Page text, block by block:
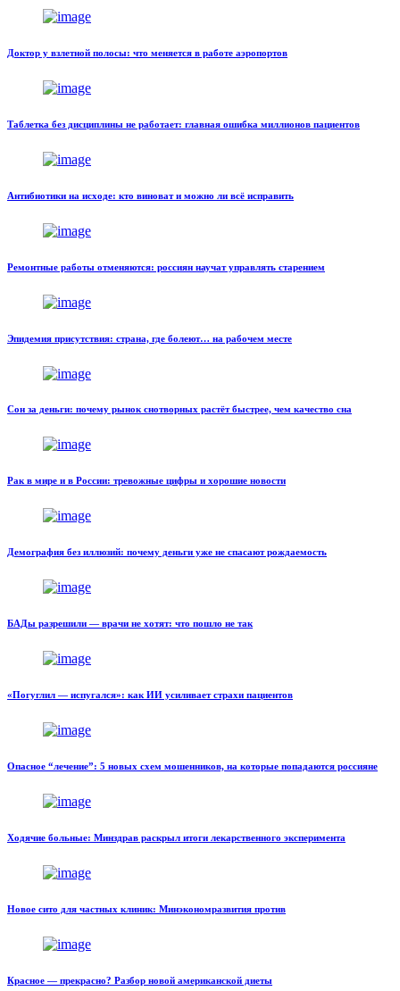
Доктор у взлетной полосы: что меняется в работе аэропортов
Таблетка без дисциплины не работает: главная ошибка миллионов пациентов
Антибиотики на исходе: кто виноват и можно ли всё исправить
Ремонтные работы отменяются: россиян научат управлять старением
Эпидемия присутствия: страна, где болеют… на рабочем месте
Сон за деньги: почему рынок снотворных растёт быстрее, чем качество сна
Рак в мире и в России: тревожные цифры и хорошие новости
Демография без иллюзий: почему деньги уже не спасают рождаемость
БАДы разрешили — врачи не хотят: что пошло не так
«Погуглил — испугался»: как ИИ усиливает страхи пациентов
Опасное “лечение”: 5 новых схем мошенников, на которые попадаются россияне
Ходячие больные: Минздрав раскрыл итоги лекарственного эксперимента
Новое сито для частных клиник: Минэкономразвития против
Красное — прекрасно? Разбор новой американской диеты